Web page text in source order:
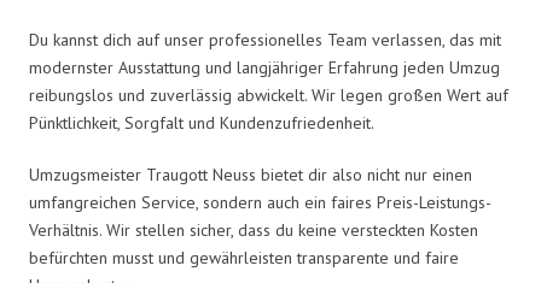
Du kannst dich auf unser professionelles Team verlassen, das mit
modernster Ausstattung und langjähriger Erfahrung jeden Umzug
reibungslos und zuverlässig abwickelt. Wir legen großen Wert auf
Pünktlichkeit, Sorgfalt und Kundenzufriedenheit.
Umzugsmeister Traugott Neuss bietet dir also nicht nur einen
umfangreichen Service, sondern auch ein faires Preis-Leistungs-
Verhältnis. Wir stellen sicher, dass du keine versteckten Kosten
befürchten musst und gewährleisten transparente und faire